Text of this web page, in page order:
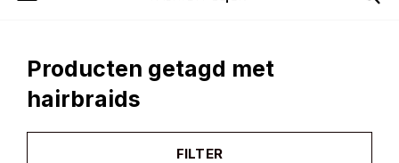
Producten getagd met
hairbraids
FILTER